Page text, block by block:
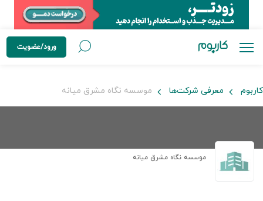
ورود/عضویت
کاربوم معرفی شرکت‌ها موسسه نگاه مشرق میانه
موسسه نگاه مشرق میانه